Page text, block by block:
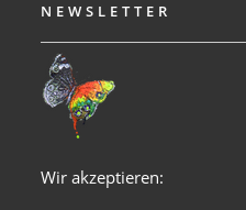
NEWSLETTER
Wir akzeptieren: